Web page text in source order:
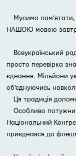
Мусимо
НАШОЮ мовою
Всеукраїнський
просто перевірка
єднання. Мільйони
об’єднуючись
Ця традиція
Особливо
Національний
приєднався до